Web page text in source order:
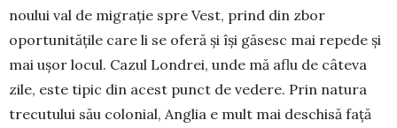
noului val de migrație spre Vest, prind din zbor
oportunitățile care li se oferă și își găsesc mai repede și
mai ușor locul. Cazul Lon­drei, unde mă aflu de câteva
zile, este tipic din acest punct de vedere. Prin natura
trecutului său colonial, Anglia e mult mai deschisă față